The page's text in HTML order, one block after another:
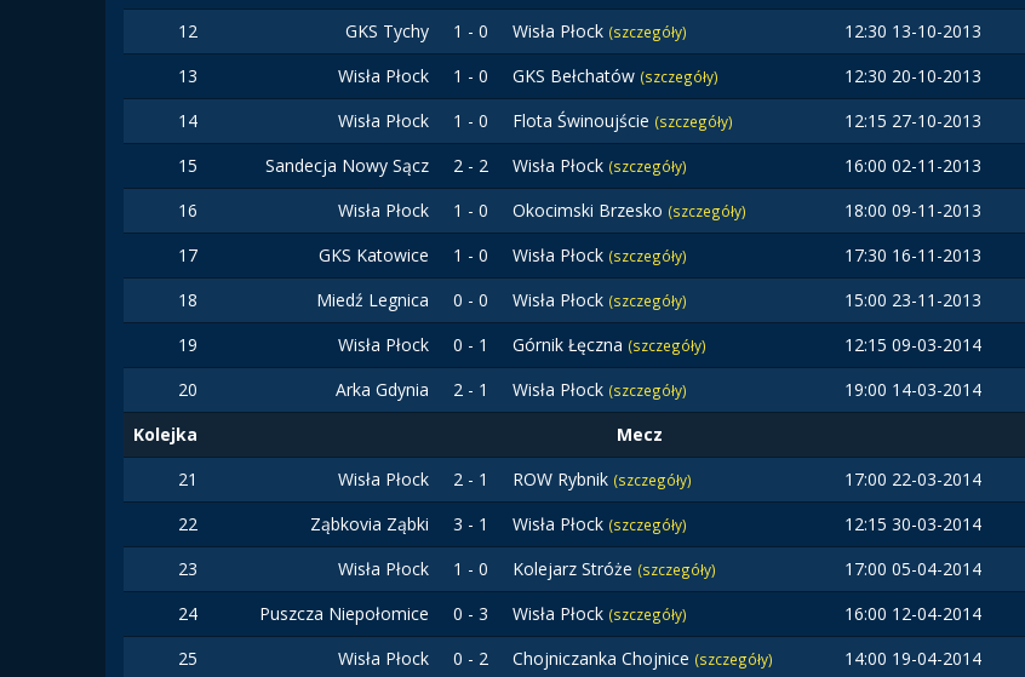
12 GKS Tychy 1 - 0 Wisła Płock (szczegóły) 12:30 13-10-2013
13
Wisła Płock 1 - 0 GKS Bełchatów (szczegóły) 12:30 20-10-2013
14 Wisła Płock 1 - 0 Flota Świnoujście (szczegóły) 12:15 27-10-2013
15 Sandecja Nowy Sącz 2 - 2 Wisła Płock (szczegóły) 16:00 02-11-2013
16 Wisła Płock 1 - 0 Okocimski Brzesko (szczegóły) 18:00 09-11-2013
17
GKS Katowice 1 - 0 Wisła Płock (szczegóły) 17:30 16-11-2013
18 Miedź Legnica 0 - 0 Wisła Płock (szczegóły) 15:00 23-11-2013
19
Wisła Płock 0 - 1 Górnik Łęczna (szczegóły) 12:15 09-03-2014
20 Arka Gdynia 2 - 1 Wisła Płock (szczegóły) 19:00 14-03-2014
Kolejka Mecz
21
Wisła Płock 2 - 1 ROW Rybnik (szczegóły) 17:00 22-03-2014
22 Ząbkovia Ząbki 3 - 1 Wisła Płock (szczegóły) 12:15 30-03-2014
23 Wisła Płock 1 - 0 Kolejarz Stróże (szczegóły) 17:00 05-04-2014
24 Puszcza Niepołomice 0 - 3 Wisła Płock (szczegóły) 16:00 12-04-2014
25 Wisła Płock 0 - 2 Chojniczanka Chojnice (szczegóły) 14:00 19-04-2014